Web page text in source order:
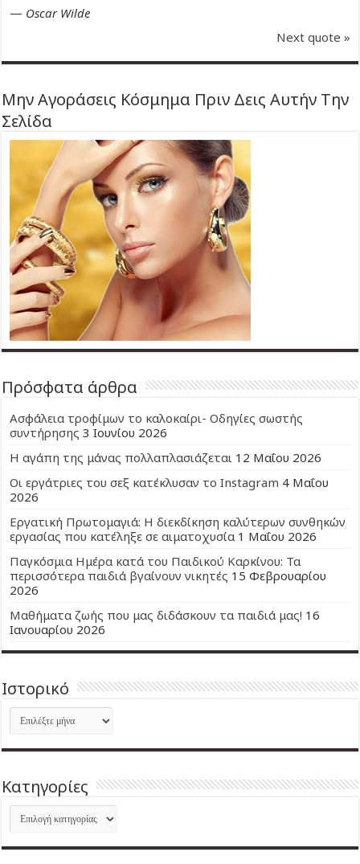
— Oscar Wilde
Next quote »
Μην Αγοράσεις Κόσμημα Πριν Δεις Αυτήν Την
Σελίδα
Πρόσφατα άρθρα
Ασφάλεια τροφίμων το καλοκαίρι- Οδηγίες σωστής
συντήρησης 3 Ιουνίου 2026
Η αγάπη της μάνας πολλαπλασιάζεται 12 Μαΐου 2026
Οι εργάτριες του σεξ κατέκλυσαν το Instagram 4 Μαΐου
2026
Εργατική Πρωτομαγιά: Η διεκδίκηση καλύτερων συνθηκών
εργασίας που κατέληξε σε αιματοχυσία 1 Μαΐου 2026
Παγκόσμια Ημέρα κατά του Παιδικού Καρκίνου: Τα
περισσότερα παιδιά βγαίνουν νικητές 15 Φεβρουαρίου
2026
Μαθήματα ζωής που μας διδάσκουν τα παιδιά μας! 16
Ιανουαρίου 2026
Ιστορικό
Ιστορικό
Kατηγορίες
Kατηγορίες